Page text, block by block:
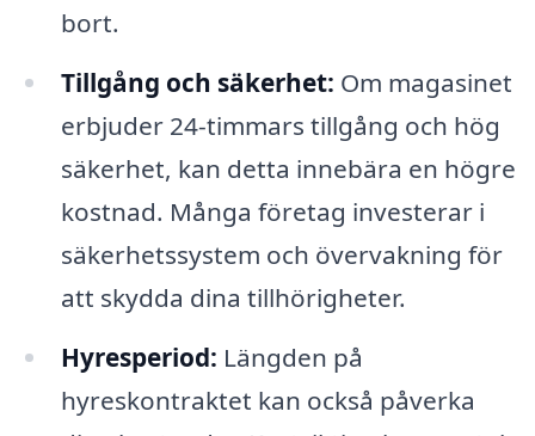
bort.
Tillgång och säkerhet: Om magasinet
erbjuder 24-timmars tillgång och hög
säkerhet, kan detta innebära en högre
kostnad. Många företag investerar i
säkerhetssystem och övervakning för
att skydda dina tillhörigheter.
Hyresperiod: Längden på
hyreskontraktet kan också påverka